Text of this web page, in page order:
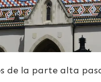
de la parte alta